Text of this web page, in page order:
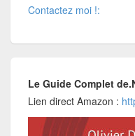
Contactez moi !:
Le Guide Complet
Lien direct Amazon :